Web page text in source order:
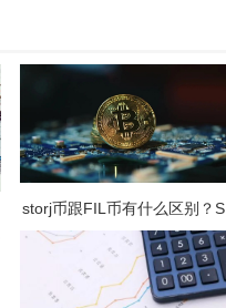
storj币跟FIL币有什么区别？S
TORJ币还有赚钱空间吗?